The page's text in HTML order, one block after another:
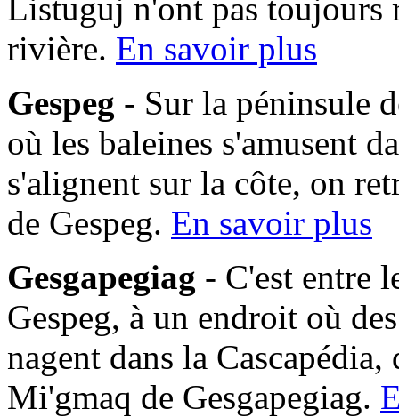
Listuguj n'ont pas toujours
rivière. En savoir plus
Gespeg - Sur la péninsule
où les baleines s'amusent
s'alignent sur la côte, on
de Gespeg. En savoir plus
Gesgapegiag - C'est entre
Gespeg, à un endroit où
nagent dans la
Mi'gmaq de Gesgapegiag.